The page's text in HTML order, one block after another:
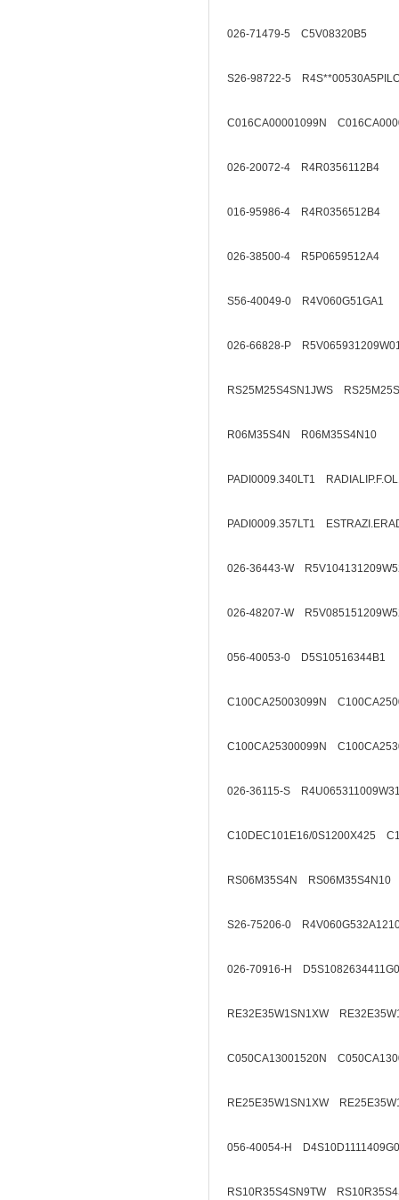
026-71479-5 C5V08320B5
S26-98722-5
C016CA00001099N
026-20072-4 R4R0356112B4
016-95986-4 R4R0356512B4
026-38500-4 R5P0659512A4
S56-40049-0 R4V060G51GA1
026-66828-P
RS25M25S4SN1JWS
R06M35S4N R06M35S4N10
PADI0009.340LT1
PADI0009.357LT1
026-36443-W
026-48207-W
056-40053-0 D5S10516344B1
C100CA25003099N
C100CA25300099N
026-36115-S
C10DEC101E16/0S1200X425
RS06M35S4N RS06M35S4N10
S26-75206-0
026-70916-H
RE32E35W1SN1XW
C050CA13001520N
RE25E35W1SN1XW
056-40054-H
RS10R35S4SN9TW